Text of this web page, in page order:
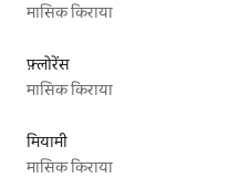
मासिक किराया
फ़्लोरेंस
मासिक किराया
मियामी
मासिक किराया